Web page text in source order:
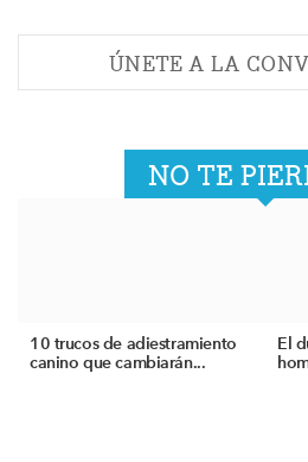
ÚNETE A LA
NO TE
10 trucos de adiestramiento
canino que cambiarán...
El